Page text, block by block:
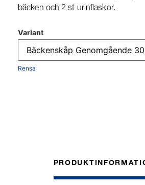
bäcken och 2 st urinflaskor.
Variant
Rensa